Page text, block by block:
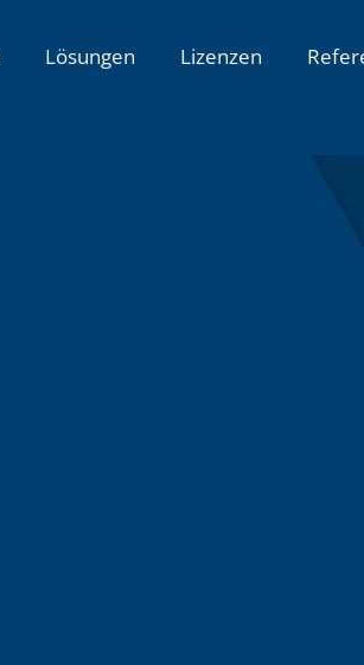
Lösungen Lizenzen